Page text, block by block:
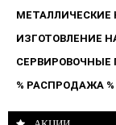
МЕТАЛЛИЧЕСКИЕ
ИЗГОТОВЛЕНИЕ
СЕРВИРОВОЧНЫЕ
% РАСПРОДАЖА %